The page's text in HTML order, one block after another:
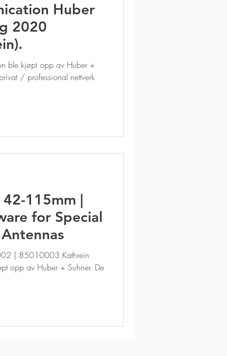
AccuLink
Huber
2020
ble kjøpt opp av Huber +
/ professional nettverk
115mm |
for Special
| 85010003 Kathrein
opp av Huber + Suhner. De